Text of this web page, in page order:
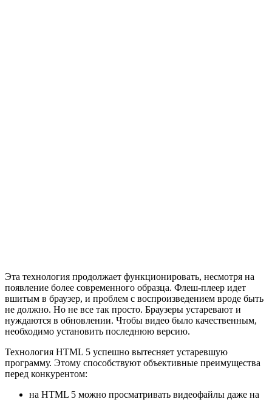
Эта технология продолжает функционировать, несмотря на
появление более современного образца. Флеш-плеер идет
вшитым в браузер, и проблем с воспроизведением вроде быть
не должно. Но не все так просто. Браузеры устаревают и
нуждаются в обновлении. Чтобы видео было качественным,
необходимо установить последнюю версию.
Технология HTML 5 успешно вытесняет устаревшую
программу. Этому способствуют объективные преимущества
перед конкурентом:
на HTML 5 можно просматривать видеофайлы даже на